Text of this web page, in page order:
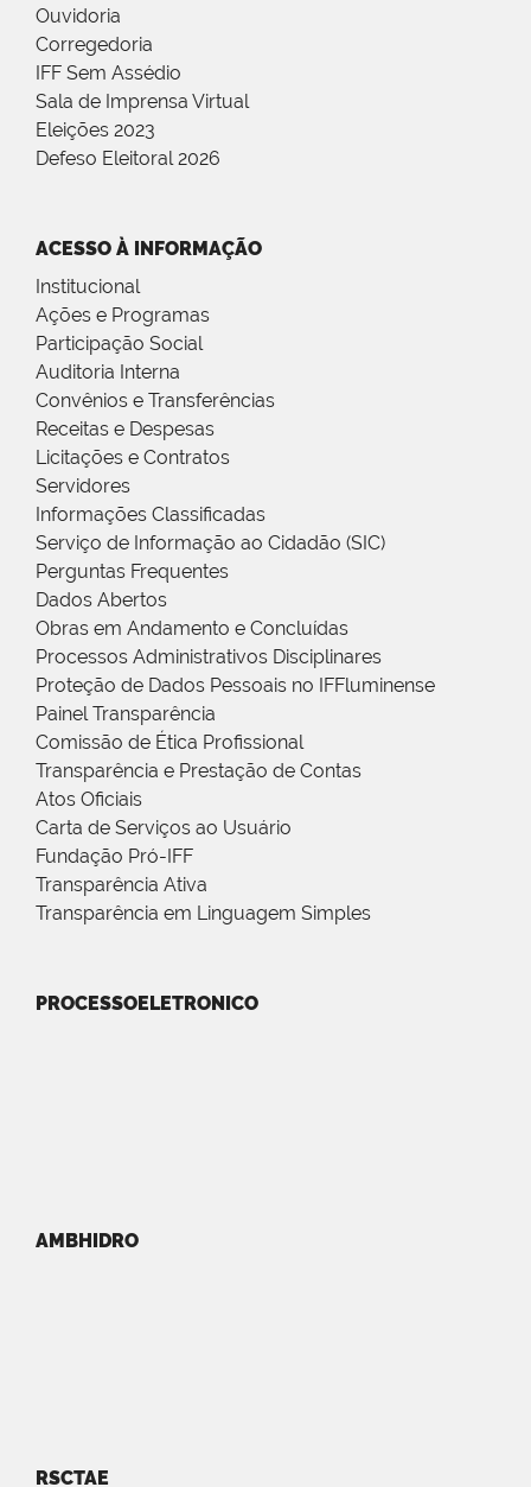
Ouvidoria
Corregedoria
IFF Sem Assédio
Sala de Imprensa Virtual
Eleições 2023
Defeso Eleitoral 2026
ACESSO À INFORMAÇÃO
Institucional
Ações e Programas
Participação Social
Auditoria Interna
Convênios e Transferências
Receitas e Despesas
Licitações e Contratos
Servidores
Informações Classificadas
Serviço de Informação ao Cidadão (SIC)
Perguntas Frequentes
Dados Abertos
Obras em Andamento e Concluídas
Processos Administrativos Disciplinares
Proteção de Dados Pessoais no IFFluminense
Painel Transparência
Comissão de Ética Profissional
Transparência e Prestação de Contas
Atos Oficiais
Carta de Serviços ao Usuário
Fundação Pró-IFF
Transparência Ativa
Transparência em Linguagem Simples
PROCESSOELETRONICO
AMBHIDRO
RSCTAE